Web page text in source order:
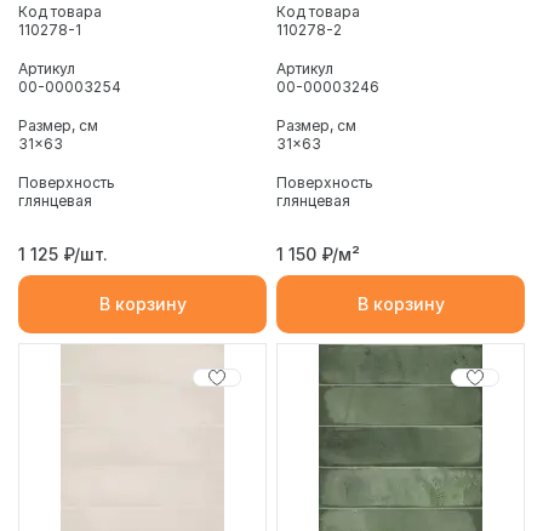
Код товара
110278-1
Артикул
00-00003254
Размер, см
31x63
Поверхность
глянцевая
1 125 ₽/шт.
В корзину
Код товара
110278-2
Артикул
00-00003246
Размер, см
31x63
Поверхность
глянцевая
1 150 ₽/м²
В корзину